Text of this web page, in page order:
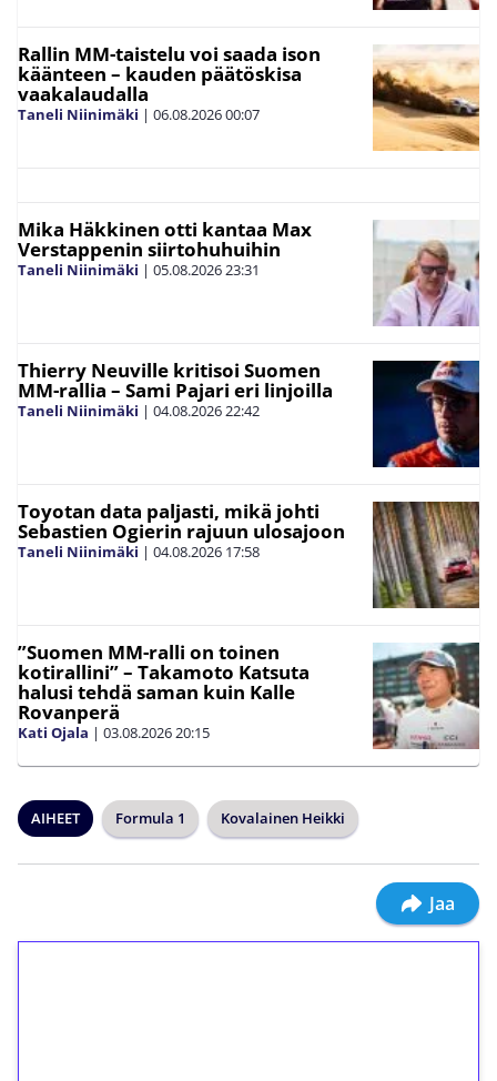
Rallin MM-taistelu voi saada ison
käänteen – kauden päätöskisa
vaakalaudalla
Taneli Niinimäki | 06.08.202600:07
Mika Häkkinen otti kantaa Max
Verstappenin siirtohuhuihin
Taneli Niinimäki | 05.08.202623:31
Thierry Neuville kritisoi Suomen
MM-rallia – Sami Pajari eri linjoilla
Taneli Niinimäki | 04.08.202622:42
Toyotan data paljasti, mikä johti
Sebastien Ogierin rajuun ulosajoon
Taneli Niinimäki | 04.08.2026 17:58
”Suomen MM-ralli on toinen
kotirallini” – Takamoto Katsuta
halusi tehdä saman kuin Kalle
Rovanperä
Kati Ojala | 03.08.202620:15
AIHEET Formula 1 Kovalainen Heikki
Jaa